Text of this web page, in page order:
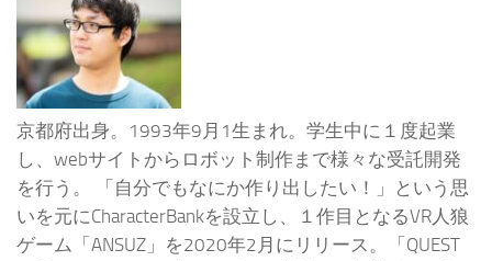
京都府出身。1993年9月1生まれ。学生中に１度起業
し、webサイトからロボット制作まで様々な受託開発
を行う。 「自分でもなにか作り出したい！」という思
いを元にCharacterBankを設立し、１作目となるVR人狼
ゲーム「ANSUZ」を2020年2月にリリース。「QUEST